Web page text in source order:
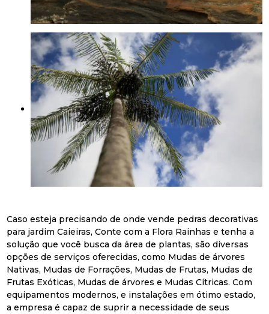
Caso esteja precisando de onde vende pedras decorativas
para jardim Caieiras, Conte com a Flora Rainhas e tenha a
solução que você busca da área de plantas, são diversas
opções de serviços oferecidas, como Mudas de árvores
Nativas, Mudas de Forrações, Mudas de Frutas, Mudas de
Frutas Exóticas, Mudas de árvores e Mudas Cítricas. Com
equipamentos modernos, e instalações em ótimo estado,
a empresa é capaz de suprir a necessidade de seus